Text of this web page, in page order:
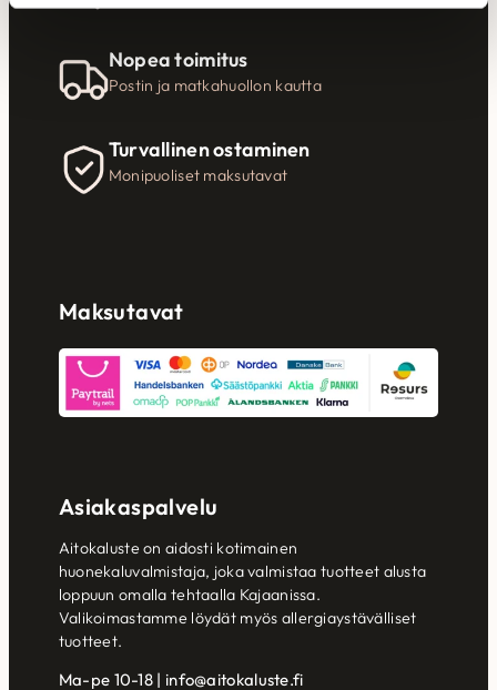
Nopea toimitus
Postin ja matkahuollon kautta
Turvallinen ostaminen
Monipuoliset maksutavat
Maksutavat
Asiakaspalvelu
Aitokaluste on aidosti kotimainen
huonekaluvalmistaja, joka valmistaa tuotteet alusta
loppuun omalla tehtaalla Kajaanissa.
Valikoimastamme löydät myös allergiaystävälliset
tuotteet.
Ma-pe 10-18 | info@aitokaluste.fi